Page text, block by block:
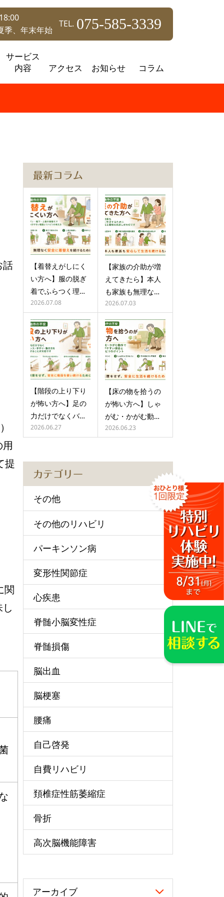
、年末年始
TEL. 075-585-3339
サービス
内容
アクセス お知らせ コラム
話
提
関
最新コラム
【着替えがしにく
い方へ】服の脱ぎ
着でふらつく理…
2026.07.08
【家族の介助が増
えてきたら】本人
も家族も無理な…
2026.07.03
【階段の上り下り
が怖い方へ】足の
力だけでなくバ…
2026.06.27
【床の物を拾うの
が怖い方へ】しゃ
がむ・かがむ動…
2026.06.23
カテゴリー
その他
その他のリハビリ
パーキンソン病
変形性関節症
心疾患
脊髄小脳変性症
脊髄損傷
脳出血
脳梗塞
腰痛
自己啓発
自費リハビリ
頚椎症性筋萎縮症
骨折
高次脳機能障害
アーカイブ